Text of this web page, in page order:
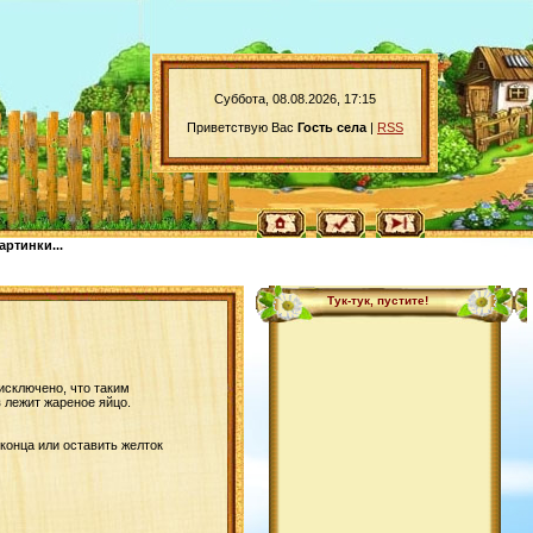
Суббота, 08.08.2026, 17:15
Приветствую Вас Гость села | RSS
что таким
жареное яйцо.
или оставить желток
Тук-тук, пустите!